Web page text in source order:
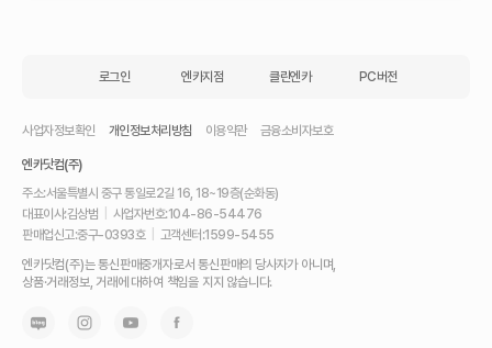
로그인 엔카지점 클린엔카 PC버전
사업자정보확인 개인정보처리방침 이용약관 금융소비자보호
엔카닷컴(주)
주소:서울특별시 중구 통일로2길 16, 18~19층(순화동)
대표이사:김상범 사업자번호:104-86-54476
판매업신고:중구-0393호 고객센터:1599-5455
차
를
고
엔카닷컴(주)는 통신판매중개자로서 통신판매의 당사자가 아니며,
상품·거래정보, 거래에 대하여 책임을 지지 않습니다.